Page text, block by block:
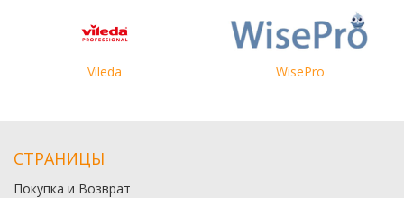
Vileda WisePro
СТРАНИЦЫ
Покупка и Возврат